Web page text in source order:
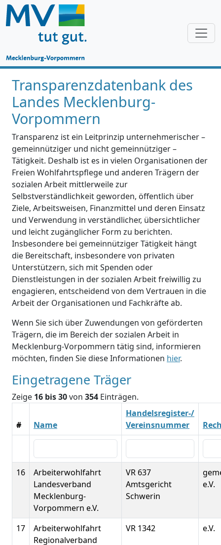
Transparenzdatenbank des
Landes Mecklenburg-
Vorpommern
Transparenz ist ein Leitprinzip unternehmerischer –
gemeinnütziger und nicht gemeinnütziger –
Tätigkeit. Deshalb ist es in vielen Organisationen der
Freien Wohlfahrtspflege und anderen Trägern der
sozialen Arbeit mittlerweile zur
Selbstverständlichkeit geworden, öffentlich über
Ziele, Arbeitsweisen, Finanzmittel und deren Einsatz
und Verwendung in verständlicher, übersichtlicher
und leicht zugänglicher Form zu berichten.
Insbesondere bei gemeinnütziger Tätigkeit hängt
die Bereitschaft, insbesondere von privaten
Unterstützern, sich mit Spenden oder
Dienstleistungen in der sozialen Arbeit freiwillig zu
engagieren, entscheidend von dem Vertrauen in die
Arbeit der Organisationen und Fachkräfte ab.
Wenn Sie sich über Zuwendungen von geförderten
Trägern, die im Bereich der sozialen Arbeit in
Mecklenburg-Vorpommern tätig sind, informieren
möchten, finden Sie diese Informationen hier.
Eingetragene Träger
Zeige 16 bis 30von 354 Einträgen.
# Name
Handelsregister-/
Vereinsnummer
16
Arbeiterwohlfahrt
Landesverband
Mecklenburg-
Vorpommern e.V.
VR 637
Amtsgericht
Schwerin
e.V.
17
Arbeiterwohlfahrt
Regionalverband
VR 1342 e.V.